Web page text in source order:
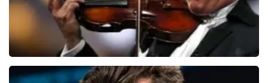
Andre Rieu